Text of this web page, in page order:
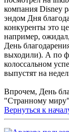
компания Disney
эндом Дня
конкуренты это
например,
День
выходили). А по
колоссальном
выпустят на
Впрочем, День
"Странному
Вернуться к